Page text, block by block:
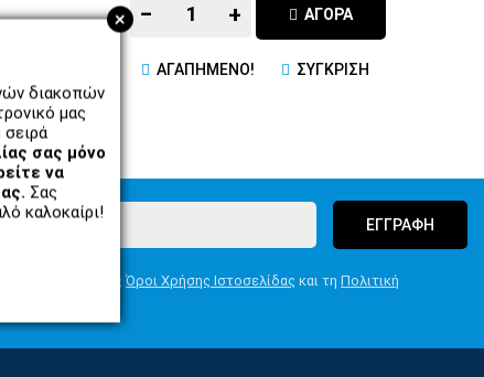
+
διακοπών
μας
σας μόνο
να
Σας
καλοκαίρι!
− + ΑΓΟΡΑ
ΑΓΑΠΗΜΕΝΟ! ΣΥΓΚΡΙΣΗ
ΕΓΓΡΑΦΗ
Συμφωνώ με τους Όροι Χρήσης Ιστοσελίδας και τη Πολιτική